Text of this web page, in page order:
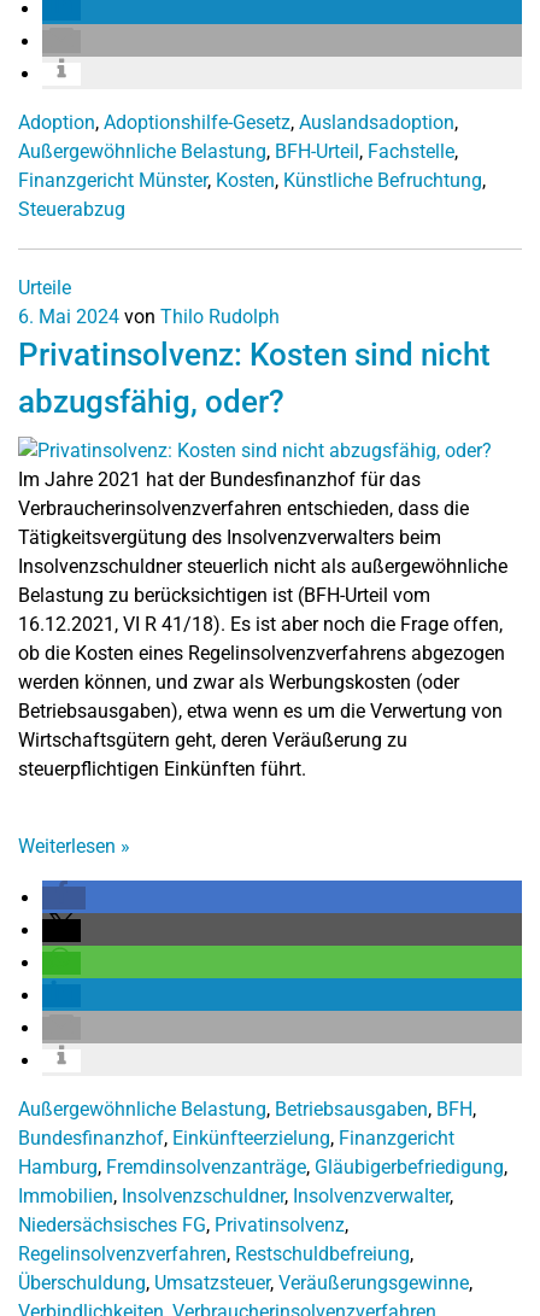
Adoption, Adoptionshilfe-Gesetz, Auslandsadoption,
Außergewöhnliche Belastung, BFH-Urteil, Fachstelle,
Finanzgericht Münster, Kosten, Künstliche Befruchtung,
Steuerabzug
Urteile
6. Mai 2024 von Thilo Rudolph
Privatinsolvenz: Kosten sind nicht
abzugsfähig, oder?
Im Jahre 2021 hat der Bundesfinanzhof für das
Verbraucherinsolvenzverfahren entschieden, dass die
Tätigkeitsvergütung des Insolvenzverwalters beim
Insolvenzschuldner steuerlich nicht als außergewöhnliche
Belastung zu berücksichtigen ist (BFH-Urteil vom
16.12.2021, VI R 41/18). Es ist aber noch die Frage offen,
ob die Kosten eines Regelinsolvenzverfahrens abgezogen
werden können, und zwar als Werbungskosten (oder
Betriebsausgaben), etwa wenn es um die Verwertung von
Wirtschaftsgütern geht, deren Veräußerung zu
steuerpflichtigen Einkünften führt.
Weiterlesen »
Außergewöhnliche Belastung, Betriebsausgaben, BFH,
Bundesfinanzhof, Einkünfteerzielung, Finanzgericht
Hamburg, Fremdinsolvenzanträge, Gläubigerbefriedigung,
Immobilien, Insolvenzschuldner, Insolvenzverwalter,
Niedersächsisches FG, Privatinsolvenz,
Regelinsolvenzverfahren, Restschuldbefreiung,
Überschuldung, Umsatzsteuer, Veräußerungsgewinne,